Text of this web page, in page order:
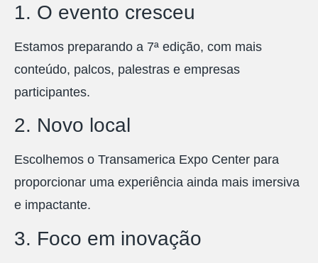
1. O evento cresceu
Estamos preparando a 7ª edição, com mais
conteúdo, palcos, palestras e empresas
participantes.
2. Novo local
Escolhemos o Transamerica Expo Center para
proporcionar uma experiência ainda mais imersiva
e impactante.
3. Foco em inovação